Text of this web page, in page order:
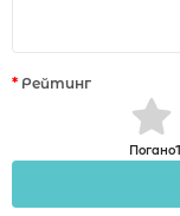
Рейтинг
Погано